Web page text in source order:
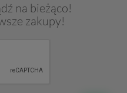
na bieżąco!
zakupy!